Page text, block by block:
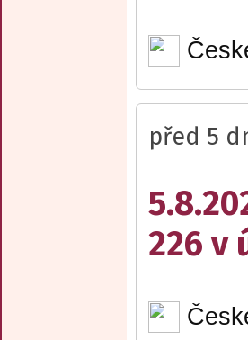
před 5
226 v